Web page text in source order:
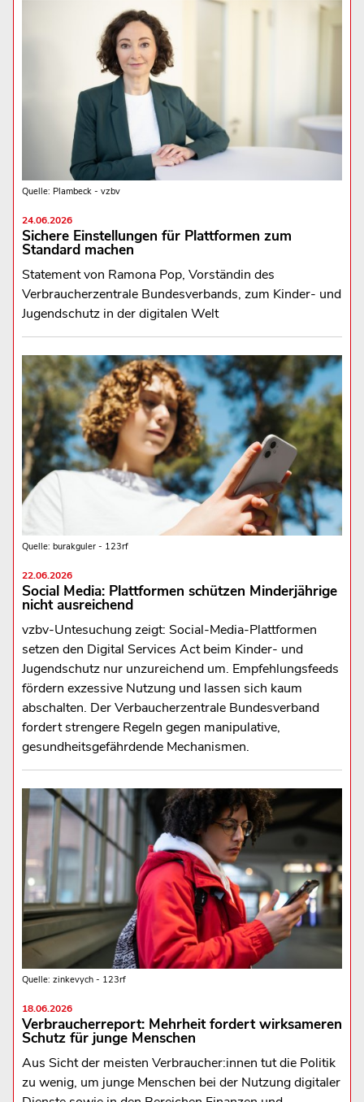
Quelle: Plambeck - vzbv
24.06.2026
Sichere Einstellungen für Plattformen zum
Standard machen
Statement von Ramona Pop, Vorständin des
Verbraucherzentrale Bundesverbands, zum Kinder- und
Jugendschutz in der digitalen Welt
Quelle: burakguler - 123rf
22.06.2026
Social Media: Plattformen schützen Minderjährige
nicht ausreichend
vzbv-Untesuchung zeigt: Social-Media-Plattformen
setzen den Digital Services Act beim Kinder- und
Jugendschutz nur unzureichend um. Empfehlungsfeeds
fördern exzessive Nutzung und lassen sich kaum
abschalten. Der Verbaucherzentrale Bundesverband
fordert strengere Regeln gegen manipulative,
gesundheitsgefährdende Mechanismen.
Quelle: zinkevych - 123rf
18.06.2026
Verbraucherreport: Mehrheit fordert wirksameren
Schutz für junge Menschen
Aus Sicht der meisten Verbraucher:innen tut die Politik
zu wenig, um junge Menschen bei der Nutzung digitaler